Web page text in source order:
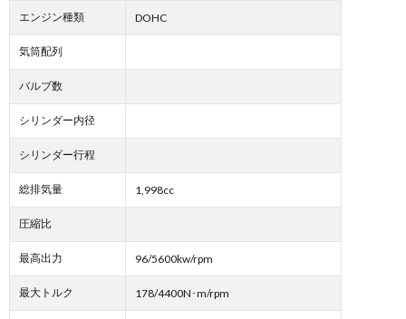
エンジン種類 DOHC
気筒配列
バルブ数
シリンダー内径
シリンダー行程
総排気量 1,998cc
圧縮比
最高出力 96/5600kw/rpm
最大トルク 178/4400N･m/rpm